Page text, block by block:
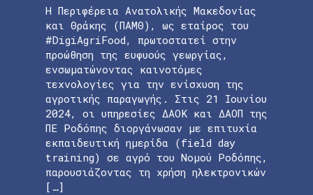
Η Περιφέρεια Ανατολικής Μακεδονίας
και Θράκης (ΠΑΜΘ), ως εταίρος του
#DigiAgriFood, πρωτοστατεί στην
προώθηση της ευφυούς γεωργίας,
ενσωματώνοντας καινοτόμες
τεχνολογίες για την ενίσχυση της
αγροτικής παραγωγής. Στις 21 Ιουνίου
2024, οι υπηρεσίες ΔΑΟΚ και ΔΑΟΠ της
ΠΕ Ροδόπης διοργάνωσαν με επιτυχία
εκπαιδευτική ημερίδα (field day
training) σε αγρό του Νομού Ροδόπης,
παρουσιάζοντας τη χρήση ηλεκτρονικών
[…]